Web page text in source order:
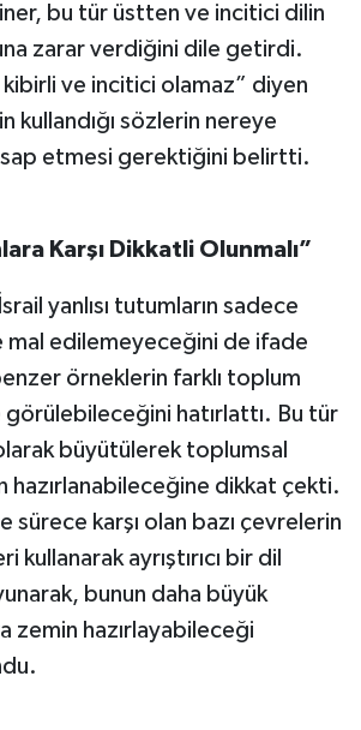
bu tür üstten ve incitici dilin
zarar verdiğini dile getirdi.
ve incitici olamaz” diyen
kullandığı sözlerin nereye
etmesi gerektiğini belirtti.
Karşı Dikkatli Olunmalı”
yanlısı tutumların sadece
mal edilemeyeceğini de ifade
örneklerin farklı toplum
hatırlattı. Bu tür
olarak büyütülerek toplumsal
hazırlanabileceğine dikkat çekti.
sürece karşı olan bazı çevrelerin
kullanarak ayrıştırıcı bir dil
bunun daha büyük
zemin hazırlayabileceği